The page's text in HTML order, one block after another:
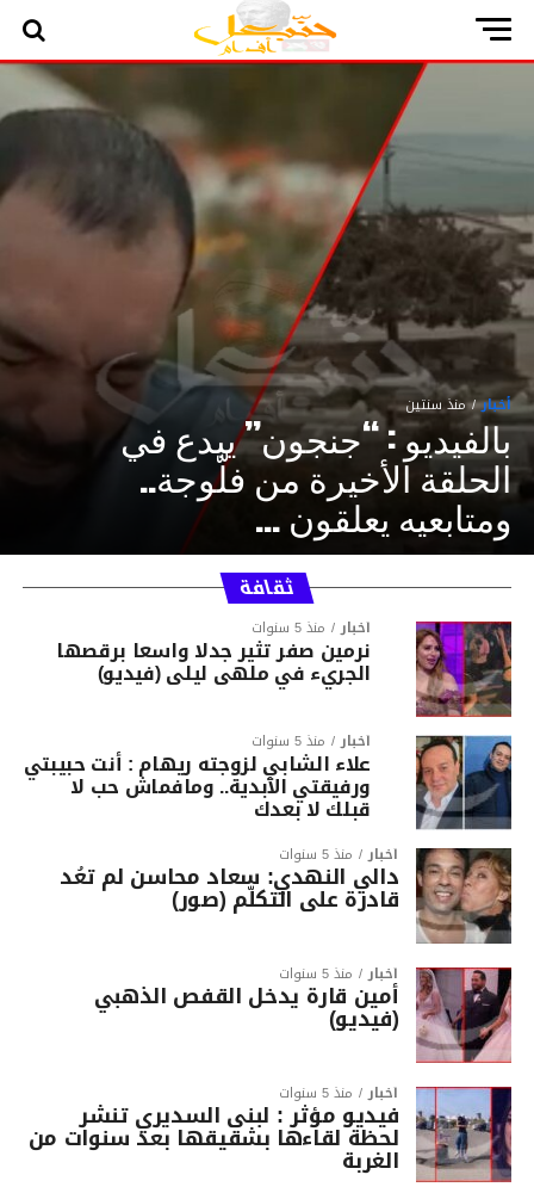
أخبار منذ سنتين
بالفيديو : “جنجون” يبدع في
الحلقة الأخيرة من فلّوجة..
ومتابعيه يعلقون …
ثقافة
أخبار منذ 5 سنوات
نرمين صفر تثير جدلا واسعا برقصها
الجريء في ملهى ليلى (فيديو)
أخبار منذ 5 سنوات
علاء الشابي لزوجته ريهام : أنت حبيبتي
ورفيقتي الأبدية.. ومافماش حب لا
قبلك لا بعدك
أخبار منذ 5 سنوات
دالي النهدي: سعاد محاسن لم تعُد
قادرة على التكلّم (صور)
أخبار منذ 5 سنوات
أمين قارة يدخل القفص الذهبي
(فيديو)
أخبار منذ 5 سنوات
فيديو مؤثر : لبنى السديري تنشر
لحظة لقاءها بشقيقها بعد سنوات من
الغربة